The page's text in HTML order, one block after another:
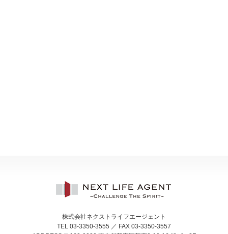
株式会社ネクストライフエージェント
TEL 03-3350-3555 ／ FAX 03-3350-3557